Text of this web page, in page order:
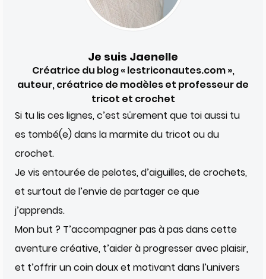
Je suis Jaenelle
Créatrice du blog « lestriconautes.com »,
auteur, créatrice de modèles et professeur de
tricot et crochet
Si tu lis ces lignes, c’est sûrement que toi aussi tu
es tombé(e) dans la marmite du tricot ou du
crochet.
Je vis entourée de pelotes, d’aiguilles, de crochets,
et surtout de l’envie de partager ce que
j’apprends.
Mon but ? T’accompagner pas à pas dans cette
aventure créative, t’aider à progresser avec plaisir,
et t’offrir un coin doux et motivant dans l’univers